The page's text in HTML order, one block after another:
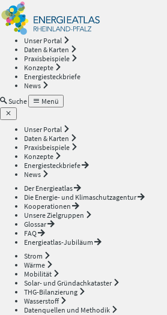
Unser Portal
Daten & Karten
Praxisbeispiele
Konzepte
Energiesteckbriefe
News
Suche
Menü
Unser Portal
Daten & Karten
Praxisbeispiele
Konzepte
Energiesteckbriefe
News
Der Energieatlas
Die Energie- und Klimaschutzagentur
Kooperationen
Unsere Zielgruppen
Glossar
FAQ
Energieatlas-Jubiläum
Strom
Wärme
Mobilität
Solar- und Gründachkataster
THG-Bilanzierung
Wasserstoff
Datenquellen und Methodik